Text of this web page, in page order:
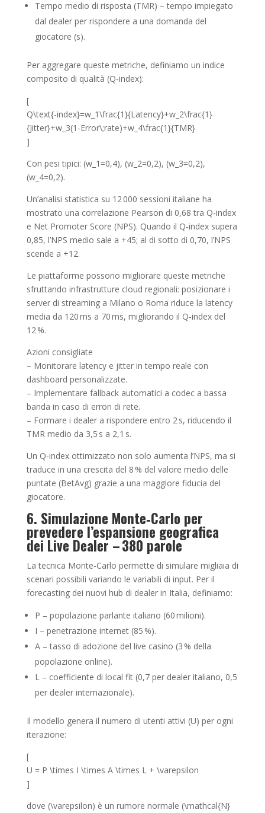
Tempo medio di risposta (TMR) – tempo impiegato
dal dealer per rispondere a una domanda del
giocatore (s).
Per aggregare queste metriche, definiamo un indice
composito di qualità (Q‑index):
[
Q\text{-index}=w_1\frac{1}{Latency}+w_2\frac{1}
{Jitter}+w_3(1-Error\;rate)+w_4\frac{1}{TMR}
]
Con pesi tipici: (w_1=0,4), (w_2=0,2), (w_3=0,2),
(w_4=0,2).
Un’analisi statistica su 12 000 sessioni italiane ha
mostrato una correlazione Pearson di 0,68 tra Q‑index
e Net Promoter Score (NPS). Quando il Q‑index supera
0,85, l’NPS medio sale a +45; al di sotto di 0,70, l’NPS
scende a +12.
Le piattaforme possono migliorare queste metriche
sfruttando infrastrutture cloud regionali: posizionare i
server di streaming a Milano o Roma riduce la latency
media da 120 ms a 70 ms, migliorando il Q‑index del
12 %.
Azioni consigliate
– Monitorare latency e jitter in tempo reale con
dashboard personalizzate.
– Implementare fallback automatici a codec a bassa
banda in caso di errori di rete.
– Formare i dealer a rispondere entro 2 s, riducendo il
TMR medio da 3,5 s a 2,1 s.
Un Q‑index ottimizzato non solo aumenta l’NPS, ma si
traduce in una crescita del 8 % del valore medio delle
puntate (BetAvg) grazie a una maggiore fiducia del
giocatore.
6. Simulazione Monte‑Carlo per
prevedere l’espansione geografica
dei Live Dealer – 380 parole
La tecnica Monte‑Carlo permette di simulare migliaia di
scenari possibili variando le variabili di input. Per il
forecasting dei nuovi hub di dealer in Italia, definiamo:
P – popolazione parlante italiano (60 milioni).
I – penetrazione internet (85 %).
A – tasso di adozione del live casino (3 % della
popolazione online).
L – coefficiente di local fit (0,7 per dealer italiano, 0,5
per dealer internazionale).
Il modello genera il numero di utenti attivi (U) per ogni
iterazione:
[
U = P \times I \times A \times L + \varepsilon
]
dove (\varepsilon) è un rumore normale (\mathcal{N}